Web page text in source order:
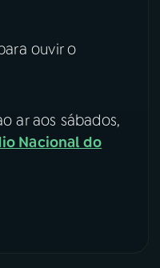
ouvir o
ar aos sábados,
Nacional do